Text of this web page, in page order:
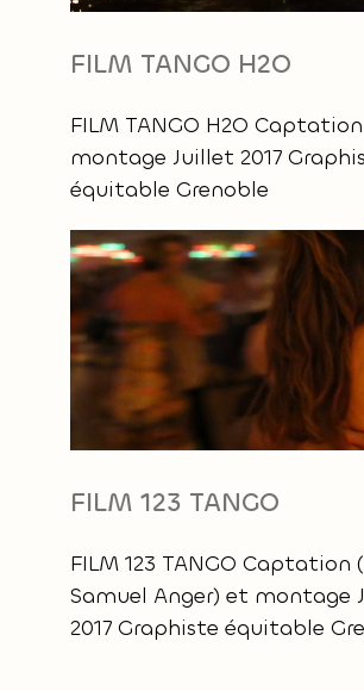
FILM TANGO H2O
FILM TANGO H2O
montage Juillet 2017
équitable Grenoble
FILM 123 TANGO
FILM 123 TANGO Captation
Samuel Anger) et montage
2017 Graphiste équitable